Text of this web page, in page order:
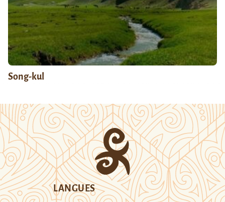
Song-kul
LANGUES